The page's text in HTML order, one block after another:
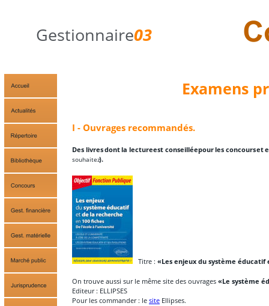
Gestionnaire03
Examens
I - Ouvrages recommandés.
Des livresdontla lectureest conseilléepourles concourset
souhaitez).
   Titre :
«Les enjeux du système
On trouve aussi sur le même site des ouvrages «Le système
Editeur : ELLIPSES
Pour les commander : le site Ellipses.